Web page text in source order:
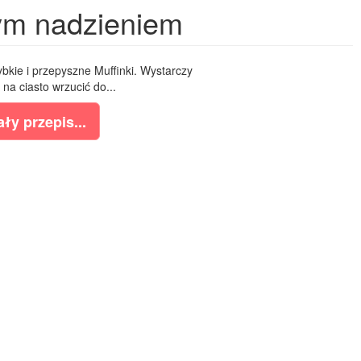
nadzieniem
i przepyszne Muffinki. Wystarczy
na ciasto wrzucić do...
przepis...